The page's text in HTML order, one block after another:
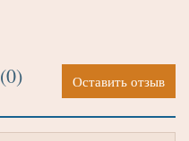
(0) Оставить отзыв